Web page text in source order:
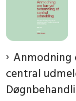
Anmodning
central